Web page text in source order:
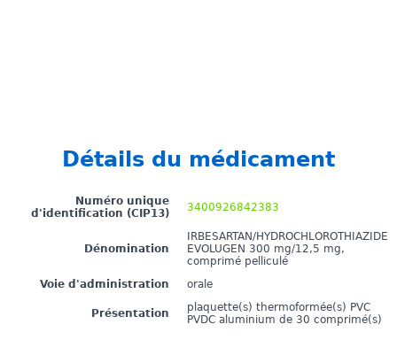
Détails du médicament
Numéro unique
d'identification (CIP13)
3400926842383
Dénomination
IRBESARTAN/HYDROCHLOROTHIAZIDE
EVOLUGEN 300 mg/12,5 mg,
comprimé pelliculé
Voie d'administration
orale
Présentation
plaquette(s) thermoformée(s) PVC
PVDC aluminium de 30 comprimé(s)